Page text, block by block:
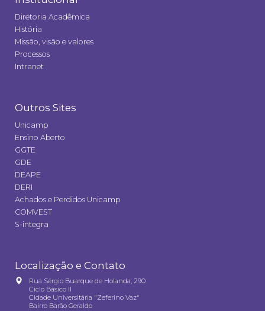
Diretoria Acadêmica
História
Missão, visão e valores
Processos
Intranet
Outros Sites
Unicamp
Ensino Aberto
GGTE
GDE
DEAPE
DERI
Achados e Perdidos Unicamp
COMVEST
S-integra
Localização e Contato
Rua Sérgio Buarque de Holanda, 290
Ciclo Básico II
Cidade Universitária "Zeferino Vaz"
Bairro Barão Geraldo